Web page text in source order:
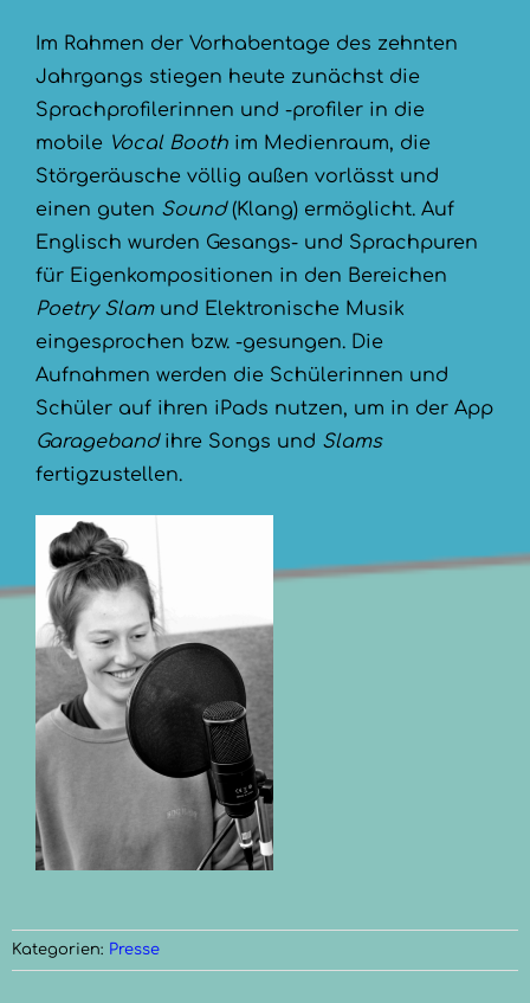
Im Rahmen der Vorhabentage des zehnten
Jahrgangs stiegen heute zunächst die
Sprachprofilerinnen und -profiler in die
mobile Vocal Boothim Medienraum, die
Störgeräusche völlig außen vorlässt und
einen guten Sound(Klang) ermöglicht. Auf
Englisch wurden Gesangs- und Sprachpuren
für Eigenkompositionen in den Bereichen
Poetry Slamund Elektronische Musik
eingesprochen bzw. -gesungen. Die
Aufnahmen werden die Schülerinnen und
Schüler auf ihren iPads nutzen, um in der App
Garagebandihre Songs und Slams
fertigzustellen.
Kategorien: Presse